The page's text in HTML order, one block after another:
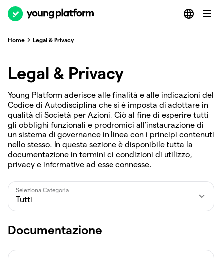
Home Legal & Privacy
Legal & Privacy
Young Platform aderisce alle finalità e alle indicazioni del
Codice di Autodisciplina che si è imposta di adottare in
qualità di Società per Azioni. Ciò al fine di esperire tutti
gli obblighi funzionali e prodromici all'instaurazione di
un sistema di governance in linea con i principi contenuti
nello stesso. In questa sezione è disponibile tutta la
documentazione in termini di condizioni di utilizzo,
privacy e informative ad esse connesse.
Seleziona Categoria
Tutti
Documentazione